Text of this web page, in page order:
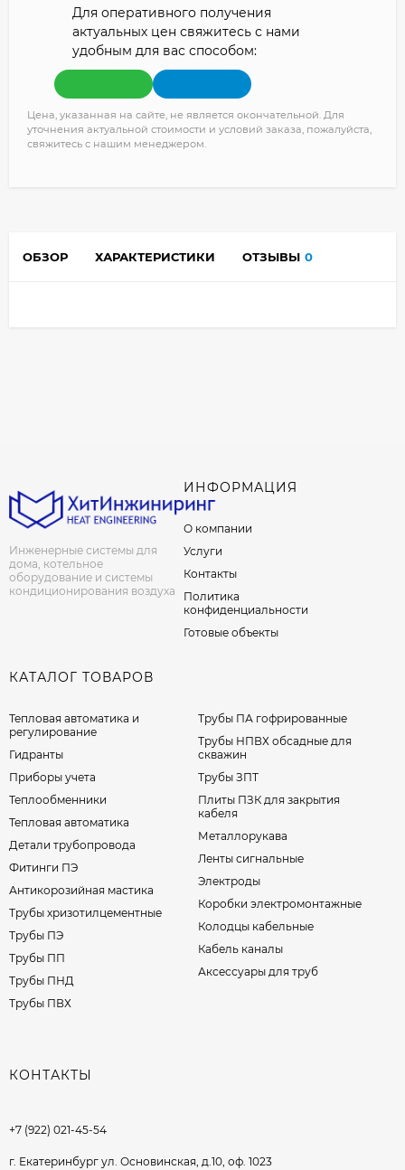
Для оперативного получения
актуальных цен свяжитесь с нами
удобным для вас способом:
Цена, указанная на сайте, не является окончательной. Для
уточнения актуальной стоимости и условий заказа, пожалуйста,
свяжитесь с нашим менеджером.
ОБЗОР ХАРАКТЕРИСТИКИ ОТЗЫВЫ 0
Инженерные системы для
дома, котельное
оборудование и системы
кондиционирования воздуха
ИНФОРМАЦИЯ
О компании
Услуги
Контакты
Политика
конфиденциальности
Готовые объекты
КАТАЛОГ ТОВАРОВ
Тепловая автоматика и
регулирование
Гидранты
Приборы учета
Теплообменники
Тепловая автоматика
Детали трубопровода
Фитинги ПЭ
Антикорозийная мастика
Трубы хризотилцементные
Трубы ПЭ
Трубы ПП
Трубы ПНД
Трубы ПВХ
Трубы ПА гофрированные
Трубы НПВХ обсадные для
скважин
Трубы ЗПТ
Плиты ПЗК для закрытия
кабеля
Металлорукава
Ленты сигнальные
Электроды
Коробки электромонтажные
Колодцы кабельные
Кабель каналы
Аксессуары для труб
КОНТАКТЫ
+7 (922) 021-45-54
г. Екатеринбург ул. Основинская, д.10, оф. 1023